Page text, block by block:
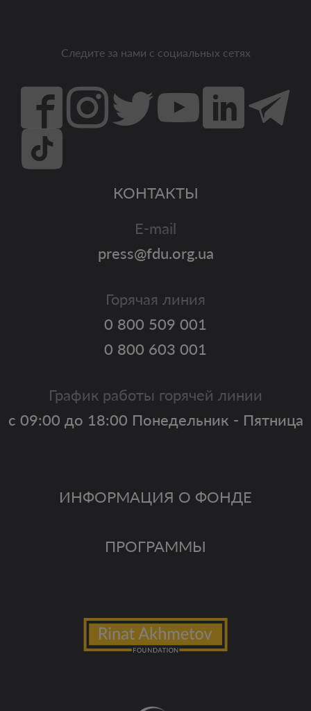
Следите за нами с социальных сетях
ИНФОРМАЦИЯ О ФОНДЕ
ПРОГРАММЫ
КОНТАКТЫ
E-mail
press@fdu.org.ua
Горячая линия
0 800 509 001
0 800 603 001
График работы горячей линии
с 09:00 до 18:00 Понедельник - Пятница